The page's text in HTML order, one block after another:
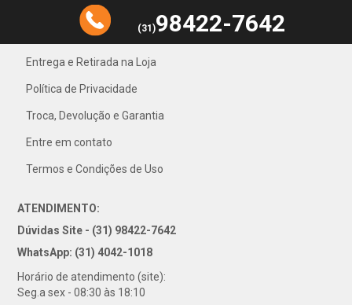
(31)98422-7642
4042-1018
Entrega e Retirada na Loja
Política de Privacidade
Troca, Devolução e Garantia
Entre em contato
Termos e Condições de Uso
ATENDIMENTO:
Dúvidas Site - (31) 98422-7642
WhatsApp: (31) 4042-1018
Horário de atendimento (site):
Seg.a sex - 08:30 às 18:10